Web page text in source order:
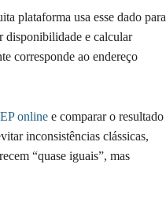
plataforma usa esse dado para
disponibilidade e calcular
corresponde ao endereço
onlinee comparar o resultado
inconsistências clássicas,
“quase iguais”, mas